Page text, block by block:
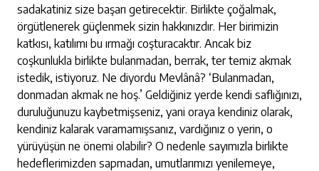
sadakatiniz size başarı getirecektir. Birlikte çoğalmak,
örgütlenerek güçlenmek sizin hakkınızdır. Her birimizin
katkısı, katılımı bu ırmağı coşturacaktır. Ancak biz
coşkunlukla birlikte bulanmadan, berrak, ter temiz akmak
istedik, istiyoruz. Ne diyordu Mevlânâ? ‘Bulanmadan,
donmadan akmak ne hoş.’ Geldiğiniz yerde kendi saflığınızı,
duruluğunuzu kaybetmişseniz, yani oraya kendiniz olarak,
kendiniz kalarak varamamışsanız, vardığınız o yerin, o
yürüyüşün ne önemi olabilir? O nedenle sayımızla birlikte
hedeflerimizden sapmadan, umutlarımızı yenilemeye,